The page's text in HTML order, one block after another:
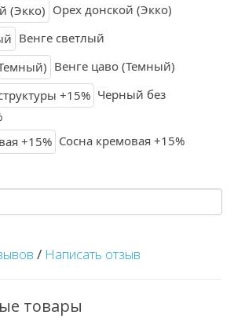
Орех донской (Экко)
Венге светлый
Венге цаво (Темный)
Черный без
Сосна кремовая +15%
/ Написать отзыв
товары